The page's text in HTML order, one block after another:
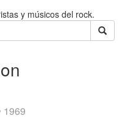
y músicos del rock.
1969